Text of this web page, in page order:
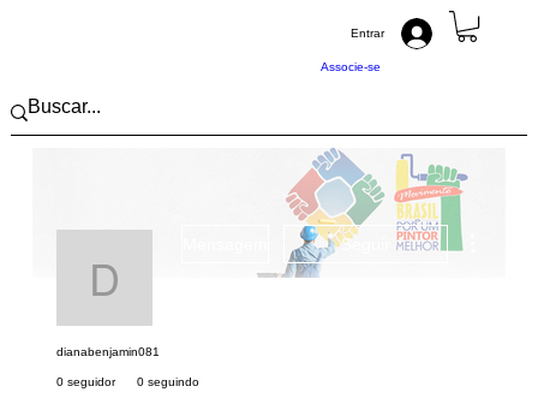
Associe-se
Entrar
dianabenjamin081
Seguir
dianabenjamin081
0 seguidor 0 seguindo